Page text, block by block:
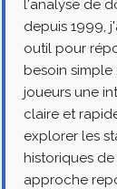
l'analyse de
depuis 1999,
outil pour
besoin simple
joueurs une
claire et
explorer les
historiques de
approche